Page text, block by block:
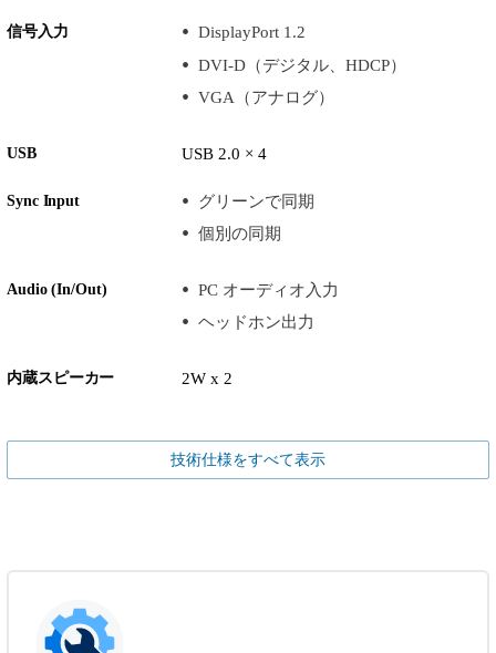
信号入力
DisplayPort 1.2
DVI-D（デジタル、HDCP）
VGA（アナログ）
USB USB 2.0 × 4
Sync Input
グリーンで同期
個別の同期
Audio (In/Out)
PC オーディオ入力
ヘッドホン出力
内蔵スピーカー 2W x 2
技術仕様をすべて表示